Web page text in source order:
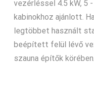
vezérléssel 4.5 kW, 5
kabinokhoz ajánlott.
legtöbbet használt
beépített felül lévő
szauna építők körében.